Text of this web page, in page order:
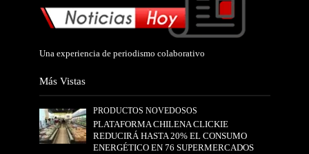
Una experiencia de periodismo colaborativo
Más Vistas
PRODUCTOS NOVEDOSOS
PLATAFORMA CHILENA CLICKIE
REDUCIRÁ HASTA 20% EL CONSUMO
ENERGÉTICO EN 76 SUPERMERCADOS